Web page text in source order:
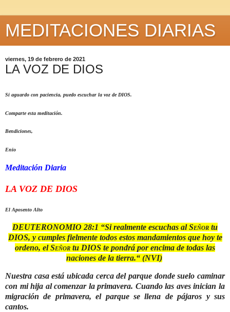
MEDITACIONES DIARIAS
viernes, 19 de febrero de 2021
LA VOZ DE DIOS
Si aguardo con paciencia, puedo escuchar la voz de DIOS.
Comparte esta meditación.
Bendiciones,
Enio
Meditación Diaria
LA VOZ DE DIOS
El Aposento Alto
DEUTERONOMIO 28:1 “Si realmente escuchas alSeñor tu
DIOS, y cumples fielmente todos estos mandamientos que hoy te
ordeno, elSeñor tu DIOS te pondrá por encima de todas las
naciones de la tierra.“ (NVI)
Nuestra casa está ubicada cerca del parque donde suelo caminar
con mi hija al comenzar la primavera. Cuando las aves inician la
migración de primavera, el parque se llena de pájaros y sus
cantos.